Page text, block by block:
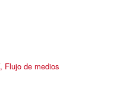
Flujo de medios